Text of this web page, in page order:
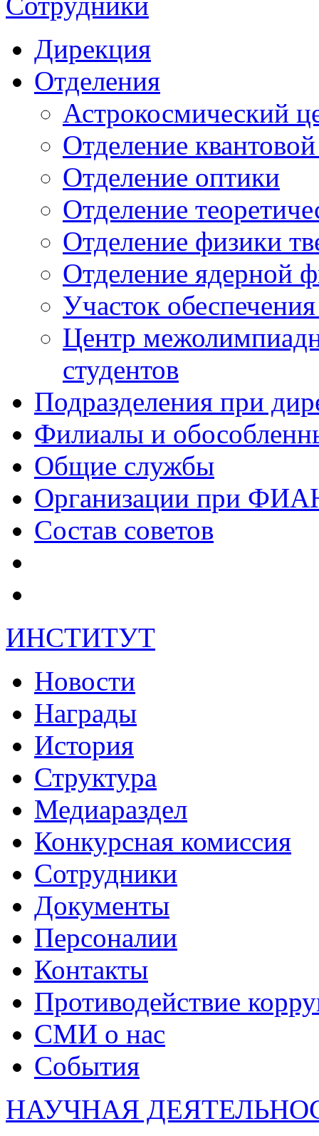
Дирекция
Отделения
Астрокосмический
Отделение
Отделение оптики
Отделение
Отделение физики
Отделение ядерной
Участок
Центр
студентов
Подразделения при
Филиалы и
Общие службы
Организации при
Состав советов
ИНСТИТУТ
Новости
Награды
История
Структура
Медиараздел
Конкурсная комиссия
Сотрудники
Документы
Персоналии
Контакты
Противодействие
СМИ о нас
События
НАУЧНАЯ